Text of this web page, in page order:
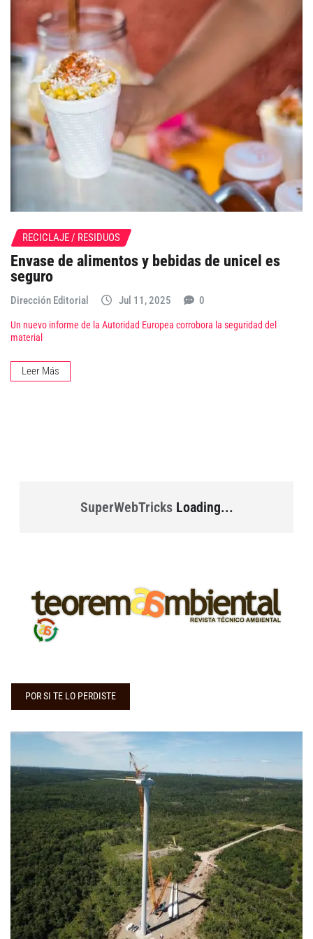
RECICLAJE / RESIDUOS
Envase de alimentos y bebidas de unicel es
seguro
Dirección Editorial Jul 11, 2025 0
Un nuevo informe de la Autoridad Europea corrobora la seguridad del
material
Leer Más
SuperWebTricksLoading...
POR SI TE LO PERDISTE